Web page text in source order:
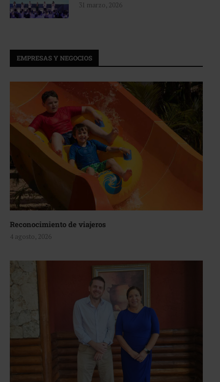
31 marzo, 2026
EMPRESAS Y NEGOCIOS
Reconocimiento de viajeros
4 agosto, 2026